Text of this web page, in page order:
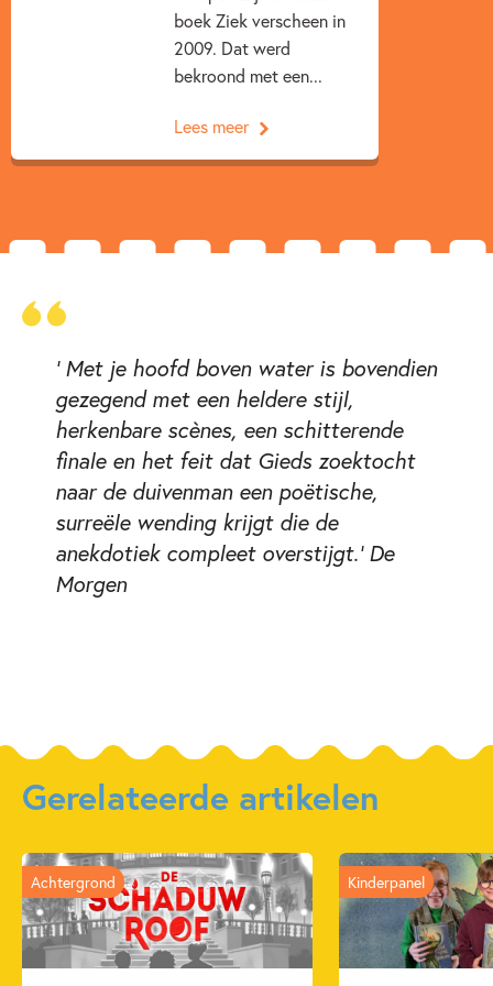
boek Ziek verscheen in
2009. Dat werd
bekroond met een...
Lees meer
'Met je hoofd boven wateris bovendien
gezegend met een heldere stijl,
herkenbare scènes, een schitterende
finale en het feit dat Gieds zoektocht
naar de duivenman een poëtische,
surreële wending krijgt die de
anekdotiek compleet overstijgt.' De
Morgen
Gerelateerde artikelen
Achtergrond Kinderpanel